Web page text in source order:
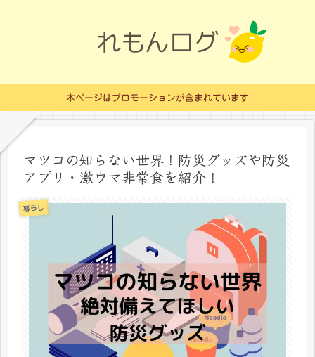
本ページはプロモーションが含まれています
マツコの知らない世界！防災グッズや防災
アプリ・激ウマ非常食を紹介！
暮らし